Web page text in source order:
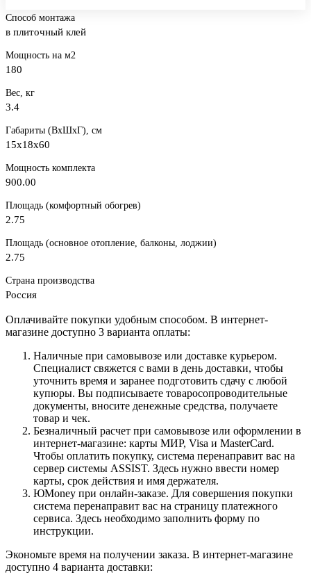
Способ монтажа
в плиточный клей
Мощность на м2
180
Вес, кг
3.4
Габариты (ВхШхГ), см
15x18x60
Мощность комплекта
900.00
Площадь (комфортный обогрев)
2.75
Площадь (основное отопление, балконы, лоджии)
2.75
Страна производства
Россия
Оплачивайте покупки удобным способом. В интернет-
магазине доступно 3 варианта оплаты:
Наличные при самовывозе или доставке курьером.
Специалист свяжется с вами в день доставки, чтобы
уточнить время и заранее подготовить сдачу с любой
купюры. Вы подписываете товаросопроводительные
документы, вносите денежные средства, получаете
товар и чек.
Безналичный расчет при самовывозе или оформлении в
интернет-магазине: карты МИР, Visa и MasterCard.
Чтобы оплатить покупку, система перенаправит вас на
сервер системы ASSIST. Здесь нужно ввести номер
карты, срок действия и имя держателя.
ЮMoney при онлайн-заказе. Для совершения покупки
система перенаправит вас на страницу платежного
сервиса. Здесь необходимо заполнить форму по
инструкции.
Экономьте время на получении заказа. В интернет-магазине
доступно 4 варианта доставки: